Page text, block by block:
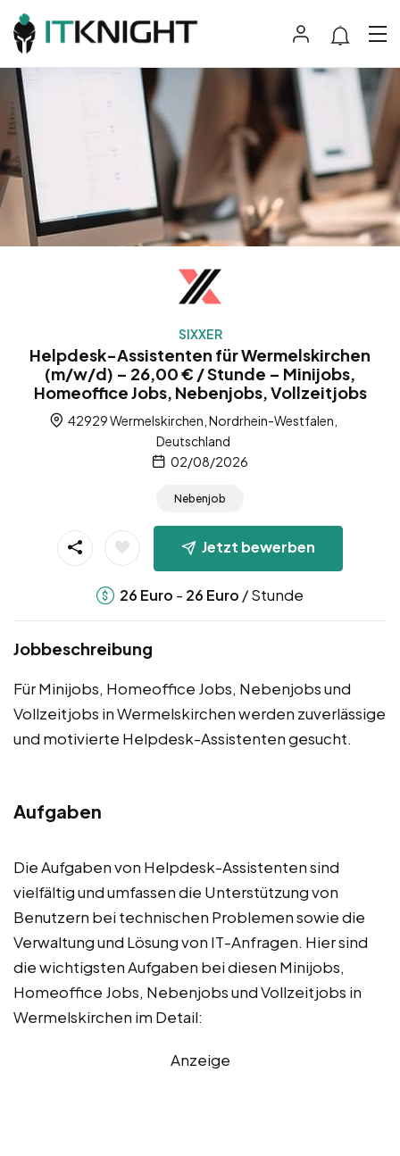
SIXXER
Helpdesk-Assistenten für Wermelskirchen
(m/w/d) – 26,00 € / Stunde – Minijobs,
Homeoffice Jobs, Nebenjobs, Vollzeitjobs
42929 Wermelskirchen, Nordrhein-Westfalen,
Deutschland
02/08/2026
Nebenjob
Jetzt bewerben
26 Euro - 26 Euro / Stunde
Jobbeschreibung
Für Minijobs, Homeoffice Jobs, Nebenjobs und
Vollzeitjobs in Wermelskirchen werden zuverlässige
und motivierte Helpdesk-Assistenten gesucht.
Aufgaben
Die Aufgaben von Helpdesk-Assistenten sind
vielfältig und umfassen die Unterstützung von
Benutzern bei technischen Problemen sowie die
Verwaltung und Lösung von IT-Anfragen. Hier sind
die wichtigsten Aufgaben bei diesen Minijobs,
Homeoffice Jobs, Nebenjobs und Vollzeitjobs in
Wermelskirchen im Detail:
Anzeige